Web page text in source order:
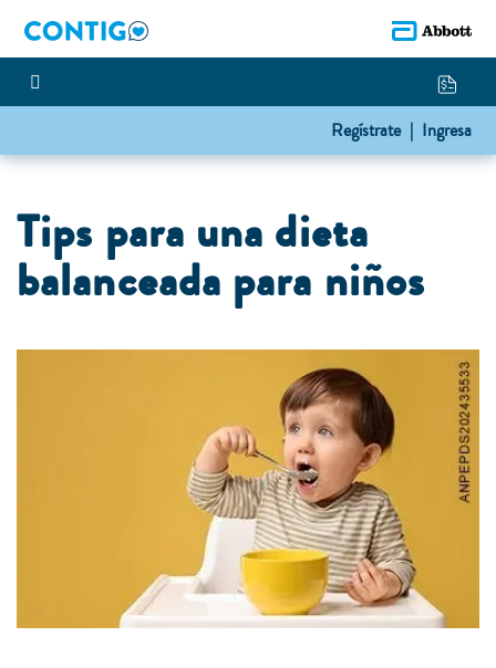
Regístrate | Ingresa
Tips para una dieta
balanceada para niños